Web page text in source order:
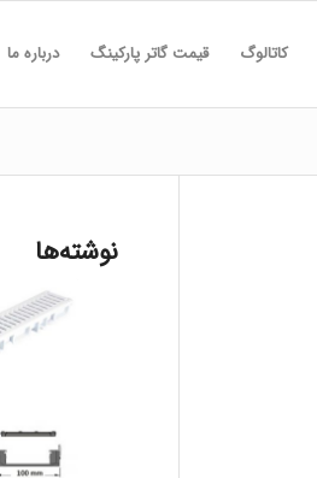
کاتالوگ قیمت گاتر پارکینگ درباره ما
نوشته‌ها